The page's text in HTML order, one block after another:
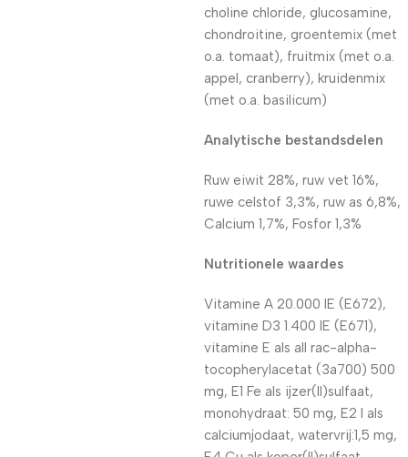
choline chloride, glucosamine,
chondroitine, groentemix (met
o.a. tomaat), fruitmix (met o.a.
appel, cranberry), kruidenmix
(met o.a. basilicum)
Analytische bestandsdelen
Ruw eiwit 28%, ruw vet 16%,
ruwe celstof 3,3%, ruw as 6,8%,
Calcium 1,7%, Fosfor 1,3%
Nutritionele waardes
Vitamine A 20.000 IE (E672),
vitamine D3 1.400 IE (E671),
vitamine E als all rac-alpha-
tocopherylacetat (3a700) 500
mg, E1 Fe als ijzer(II)sulfaat,
monohydraat: 50 mg, E2 I als
calciumjodaat, watervrij:1,5 mg,